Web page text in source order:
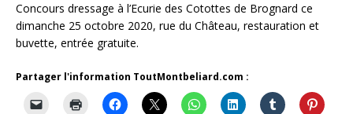
Concours dressage à l’Ecurie des Cotottes de Brognard ce
dimanche 25 octobre 2020, rue du Château, restauration et
buvette, entrée gratuite.
Partager l'information ToutMontbeliard.com :